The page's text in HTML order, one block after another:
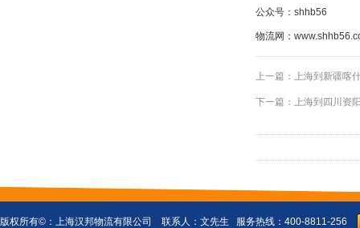
公众号： shhb56
物流网：
上一篇： 上海到新疆喀
下一篇： 上海到四川资
版权所有©： 上海汉邦物流有限公司
联系人：文先生 服务热线：400-8811-256